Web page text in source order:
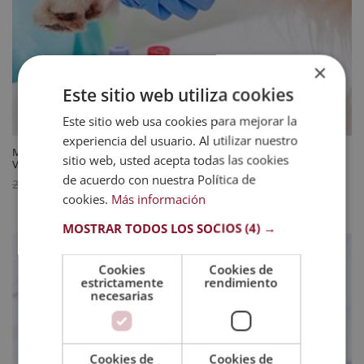
Maestría Internacional en Análisis Clínicos en Laboratorio para
Veterinaria – Diploma Acreditado por Apostilla de la Haya
2.976
precio
original
2.976 $.
744 $El
precio
actual
744 $.
×
Este sitio web utiliza cookies
Este sitio web usa cookies para mejorar la
experiencia del usuario. Al utilizar nuestro
sitio web, usted acepta todas las cookies
de acuerdo con nuestra Política de
cookies. Más información
MOSTRAR TODOS LOS SOCIOS(4) →
Cookies
estrictamente
necesarias
Cookies de
rendimiento
Cookies de
Cookies de